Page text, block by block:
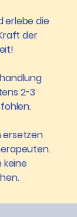
erlebe die
der
2-3
ersetzen
keine